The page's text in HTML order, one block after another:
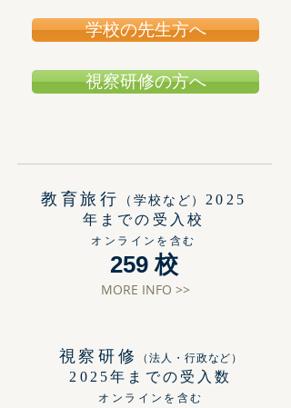
学校の先生方へ
教育旅行 （学校など）2025
年までの受入校
​オンラインを含む
視察研修の方へ
259 校
MORE INFO >>
視察研修 （法人・行政など）
202 5年までの受入数
オンラインを含む